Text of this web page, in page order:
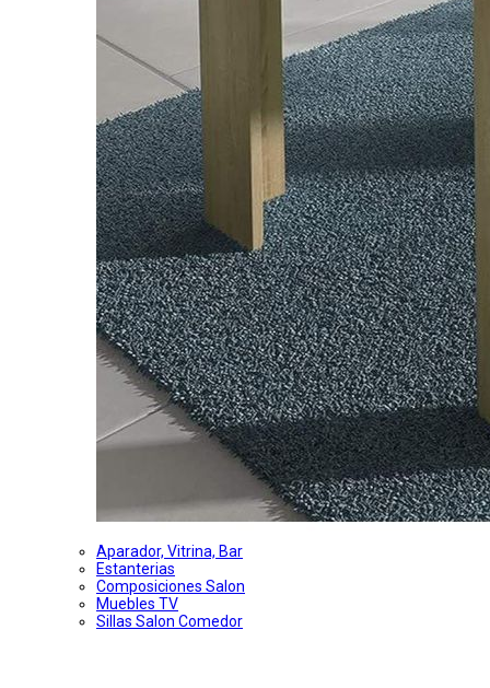
Aparador, Vitrina, Bar
Estanterias
Composiciones Salon
Muebles TV
Sillas Salon Comedor